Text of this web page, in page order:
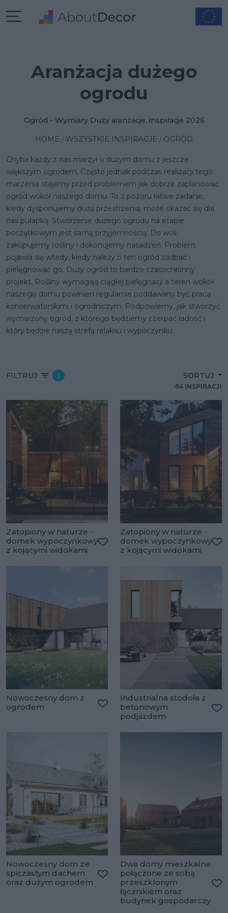
Aranżacja dużego
ogrodu
Ogród - Wymiary Duży aranżacje, inspiracje 2026
HOME WSZYSTKIE INSPIRACJE OGRÓD
Chyba każdy z nas marzył o dużym domu z jeszcze
większym ogrodem. Często jednak podczas realizacji tego
marzenia stajemy przed problemem jak dobrze zaplanować
ogród wokół naszego domu. To z pozoru łatwe zadanie,
kiedy dysponujemy dużą przestrzenią, może okazać się dla
nas pułapką. Stworzenie dużego ogrodu na etapie
początkowym jest samą przyjemnością. Do woli
zakupujemy rośliny i dokonujemy nasadzeń. Problem
pojawia się wtedy, kiedy należy o ten ogród zadbać i
pielęgnować go. Duży ogród to bardzo czasochłonny
projekt. Rośliny wymagają ciągłej pielęgnacji a teren wokół
naszego domu powinien regularnie poddawany być pracą
konserwatorskimi i ogrodniczym. Podpowiemy, jak stworzyć
wymarzony ogród, z którego będziemy czerpać radość i
który będzie naszą strefą relaksu i wypoczynku.
FILTRUJ 1 SORTUJ
64 INSPIRACJI
Zatopiony w naturze -
domek wypoczynkowy
z kojącymi widokami
Dodaj do ulubionych
Zatopiony w naturze -
domek wypoczynkowy
z kojącymi widokami
Nowoczesny dom z
ogrodem
Dodaj do ulubionych
Industrialna stodoła z
betonowym
podjazdem
Nowoczesny dom ze
spiczastym dachem
oraz dużym ogrodem
Dodaj do ulubionych
Dwa domy mieszkalne
połączone ze sobą
przeszklonym
łącznikiem oraz
budynek gospodarczy